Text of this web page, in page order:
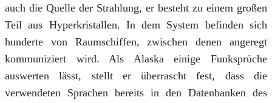
auch die Quelle der Strahlung, er besteht zu einem großen
Teil aus Hyperkristallen. In dem System befinden sich
hunderte von Raumschiffen, zwischen denen angeregt
kommuniziert wird. Als Alaska einige Funksprüche
auswerten lässt, stellt er überrascht fest, dass die
verwendeten Sprachen bereits in den Datenbanken des